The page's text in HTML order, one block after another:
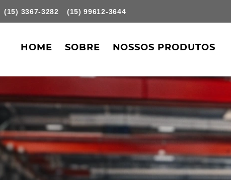
(15) 99612-3644
(15) 3367-3282
HOME SOBRE NOSSOS PRODUTOS